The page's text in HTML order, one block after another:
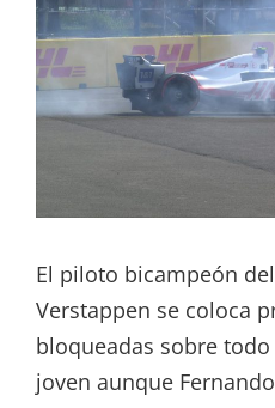
El piloto bicampeón
Verstappen se coloca
bloqueadas sobre
joven aunque